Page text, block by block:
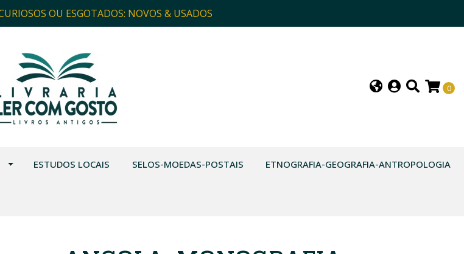
OU ESGOTADOS: NOVOS & USADOS
0
ESTUDOS LOCAIS SELOS-MOEDAS-POSTAIS ETNOGRAFIA-GEOGRAFIA-ANTROPOLOGIA